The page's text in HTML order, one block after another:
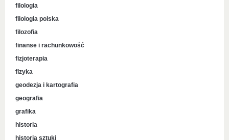
filologia
filologia polska
filozofia
finanse i rachunkowość
fizjoterapia
fizyka
geodezja i kartografia
geografia
grafika
historia
historia sztuki